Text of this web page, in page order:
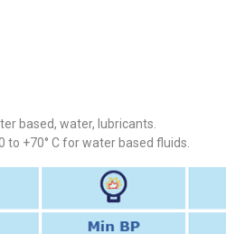
based, water, lubricants.
+70° C for water based fluids.